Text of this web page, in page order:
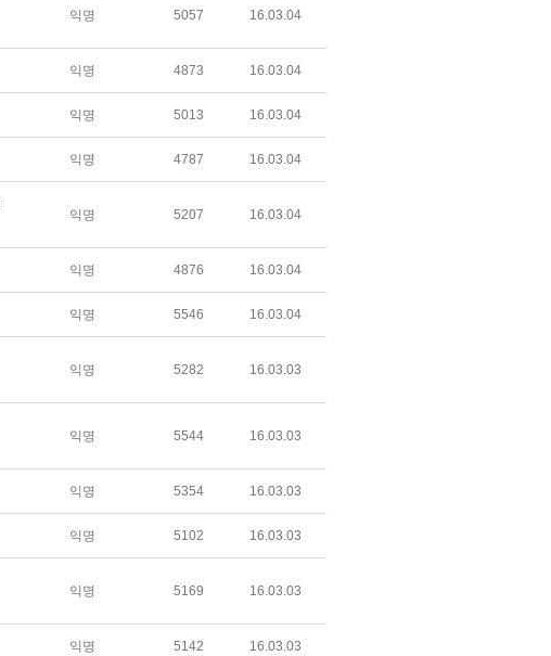
익명 5057 16.03.04
익명 4873 16.03.04
익명 5013 16.03.04
익명 4787 16.03.04
익명 5207 16.03.04
익명 4876 16.03.04
익명 5546 16.03.04
익명 5282 16.03.03
익명 5544 16.03.03
익명 5354 16.03.03
익명 5102 16.03.03
익명 5169 16.03.03
익명 5142 16.03.03